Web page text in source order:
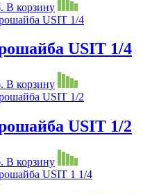
В корзину
USIT 1/4
В корзину
USIT 1/2
В корзину